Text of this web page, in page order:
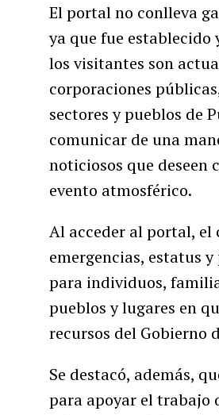
El portal no conlleva
ya que fue establecido
los visitantes son
corporaciones
sectores y pueblos de
comunicar de una
noticiosos que deseen
evento atmosférico.
Al acceder al portal,
emergencias, estatus
para individuos,
pueblos y lugares en
recursos del Gobierno
Se destacó, además,
para apoyar el trabajo